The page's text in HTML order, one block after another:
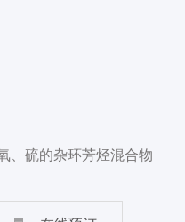
、硫的杂环芳烃混合物